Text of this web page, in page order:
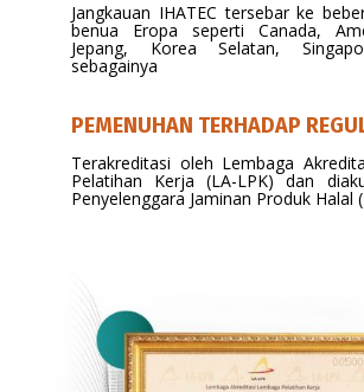
Jangkauan IHATEC tersebar ke
benua Eropa seperti Canada,
Jepang, Korea Selatan,
sebagainya
PEMENUHAN TERHADAP
Terakreditasi oleh Lembaga
Pelatihan Kerja (LA-LPK) dan
Penyelenggara Jaminan Produk Halal